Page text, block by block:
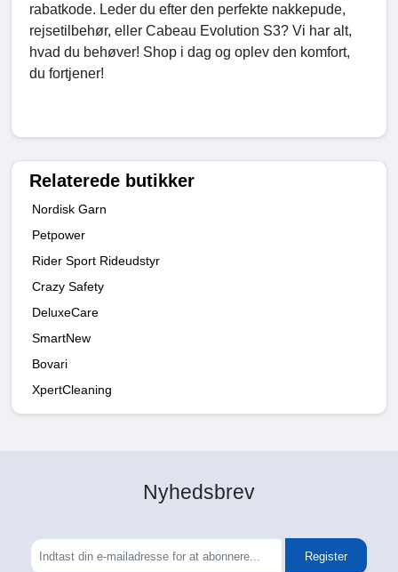
rabatkode. Leder du efter den perfekte nakkepude,
rejsetilbehør, eller Cabeau Evolution S3? Vi har alt,
hvad du behøver! Shop i dag og oplev den komfort,
du fortjener!
Relaterede butikker
Nordisk Garn
Petpower
Rider Sport Rideudstyr
Crazy Safety
DeluxeCare
SmartNew
Bovari
XpertCleaning
Nyhedsbrev
Register